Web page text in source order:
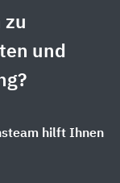
zu
und
hilft Ihnen